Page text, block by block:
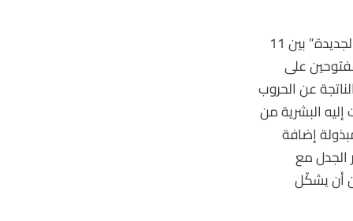
وقد أعلن شمص في كلمته افتتاح الدورة الثانية من المهرجان تحت عنوان “الهويات الجديدة” بين 11
على
عن الحروب
البشرية من
إضافة
الجدل مع
أن يشكّل